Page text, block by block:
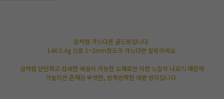
실처럼 가느다른 골드링입니다.
14K 0.4g 으로 1~2mm정도의 가느다란 실링이예요.
금처럼 단단하고 섬세한 세공이 가능한 소재로만 이런 느낌이 나오기 때문에
가늘지만 존재감 뚜렷한, 반짝반짝한 예쁜 반지입니다.